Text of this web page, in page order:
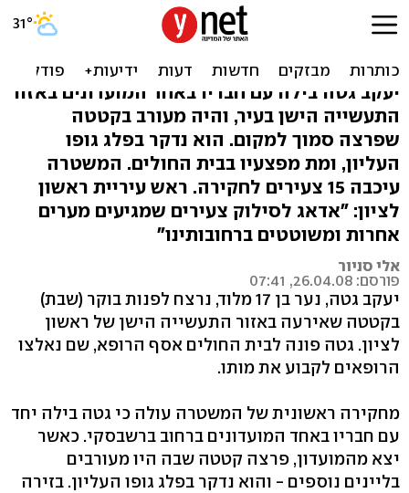
ראשון לציון: בן 17 נדקר למוות
סמוך למועדון
יעקב גטה בילה עם חבריו באחד המועדונים באזור
התעשייה הישן בעיר, והיה מעורב בקטטה
שפרצה סמוך למקום. הוא נדקר בפלג גופו
העליון, ומת מפצעיו בבית החולים. המשטרה
עיכבה 15 צעירים לחקירה. ראש עיריית ראשון
לציון: "אדאג לסילוק צעירים שמגיעים מערים
אחרות ומשוטטים ברחובותינו"
אלי סניור
פורסם: 26.04.08, 07:41
יעקב גטה, נער בן 17 מלוד, נרצח לפנות בוקר (שבת)
בקטטה שאירעה באזור התעשייה הישן של ראשון
לציון. גטה פונה לבית החולים אסף הרופא, שם נאלצו
הרופאים לקבוע את מותו.
מחקירה ראשונית של המשטרה עולה כי גטה בילה יחד
עם חבריו באחד המועדונים ברחוב ברשבסקי. כאשר
יצא מהמועדון, פרצה קטטה שבה היו מעורבים
בליינים נוספים - והוא נדקר בפלג גופו העליון. בזירה